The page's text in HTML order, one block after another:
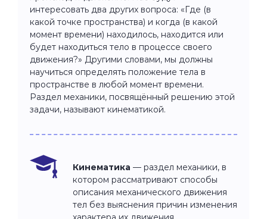
интересовать два других вопроса: «Где (в
какой точке пространства) и когда (в какой
момент времени) находилось, находится или
будет находиться тело в процессе своего
движения?» Другими словами, мы должны
научиться определять положение тела в
пространстве в любой момент времени.
Раздел механики, посвящённый решению этой
задачи, называют кинематикой.
Кинематика — раздел механики, в
котором рассматривают способы
описания механического движения
тел без выяснения причин изменения